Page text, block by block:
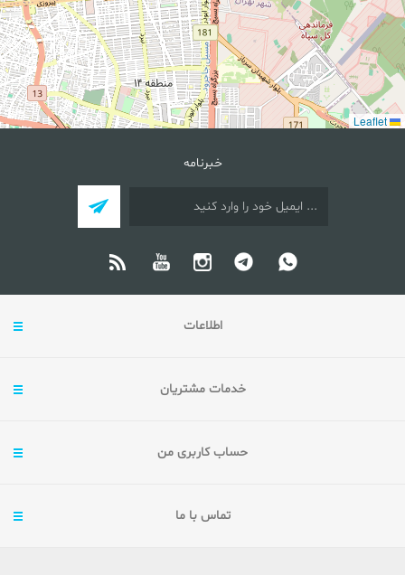
خبرنامه
اطلاعات
خدمات مشتریان
حساب کاربری من
تماس با ما